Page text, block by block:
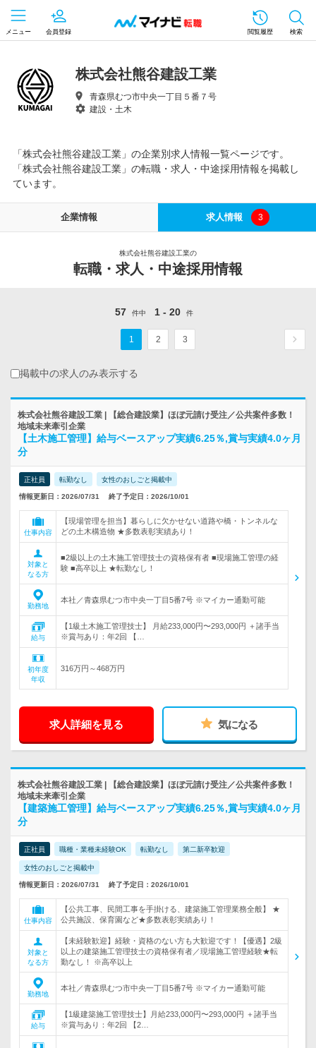
メニュー 会員登録 閲覧履歴 検索
株式会社熊谷建設工業
青森県むつ市中央一丁目５番７号
建設・土木
「株式会社熊谷建設工業」の企業別求人情報一覧ページです。
「株式会社熊谷建設工業」の転職・求人・中途採用情報を掲載し
ています。
企業情報 求人情報 3
株式会社熊谷建設工業の
転職・求人・中途採用情報
57 件中 1 - 20 件
1 2 3
掲載中の求人のみ表示する
株式会社熊谷建設工業 | 【総合建設業】ほぼ元請け受注／公共案件多数！
地域未来牽引企業
【土木施工管理】給与ベースアップ実績6.25％,賞与実績4.0ヶ月
分
正社員 転勤なし 女性のおしごと掲載中
情報更新日：2026/07/31 終了予定日：2026/10/01
仕事内容
【現場管理を担当】暮らしに欠かせない道路や橋・トンネルな
どの土木構造物 ★多数表彰実績あり！
対象と
なる方
■2級以上の土木施工管理技士の資格保有者 ■現場施工管理の経
験 ■高卒以上 ★転勤なし！
勤務地
本社／青森県むつ市中央一丁目5番7号 ※マイカー通勤可能
給与
【1級土木施工管理技士】 月給233,000円〜293,000円 ＋諸手当
※賞与あり：年2回 【…
初年度
年収
316万円～468万円
求人詳細を見る 気になる
株式会社熊谷建設工業 | 【総合建設業】ほぼ元請け受注／公共案件多数！
地域未来牽引企業
【建築施工管理】給与ベースアップ実績6.25％,賞与実績4.0ヶ月
分
正社員 職種・業種未経験OK 転勤なし 第二新卒歓迎
女性のおしごと掲載中
情報更新日：2026/07/31 終了予定日：2026/10/01
仕事内容
【公共工事、民間工事を手掛ける、建築施工管理業務全般】 ★
公共施設、保育園など★多数表彰実績あり！
対象と
なる方
【未経験歓迎】経験・資格のない方も大歓迎です！【優遇】2級
以上の建築施工管理技士の資格保有者／現場施工管理経験★転
勤なし！ ※高卒以上
勤務地
本社／青森県むつ市中央一丁目5番7号 ※マイカー通勤可能
給与
【1級建築施工管理技士】月給233,000円〜293,000円 ＋諸手当
※賞与あり：年2回 【2…